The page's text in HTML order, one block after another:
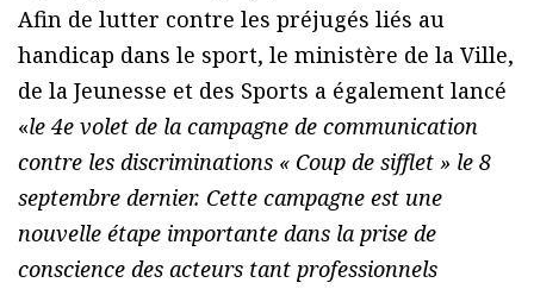
Afin de lutter contre les préjugés liés au
handicap dans le sport, le ministère de la Ville,
de la Jeunesse et des Sports a également lancé
«le 4e volet de la campagne de communication
contre les discriminations « Coup de sifflet » le 8
septembre dernier. Cette campagne est une
nouvelle étape importante dans la prise de
conscience des acteurs tant professionnels